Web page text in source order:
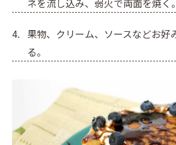
ネを流し込み、弱火で両面を焼く。
果物、クリーム、ソースなどお好
る。